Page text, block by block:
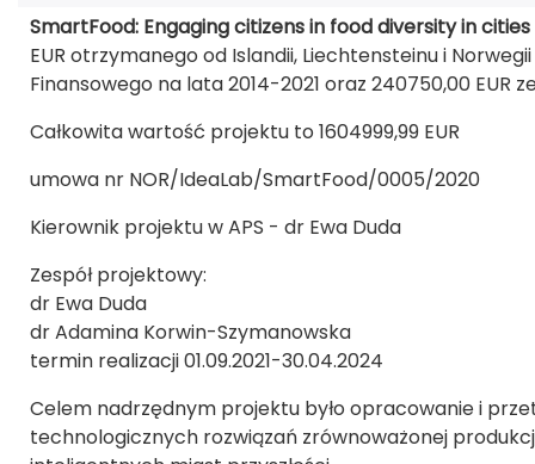
SmartFood: Engaging citizens in food diversity in cities
EUR otrzymanego od Islandii, Liechtensteinu i
Finansowego na lata 2014-2021 oraz 240750,00 EUR
Całkowita wartość projektu to 1604999,99 EUR
umowa nr NOR/IdeaLab/SmartFood/0005/2020
Kierownik projektu w APS - dr Ewa Duda
Zespół projektowy:
dr Ewa Duda
dr Adamina Korwin-Szymanowska
termin realizacji 01.09.2021-30.04.2024
Celem nadrzędnym projektu było opracowanie i
technologicznych rozwiązań zrównoważonej